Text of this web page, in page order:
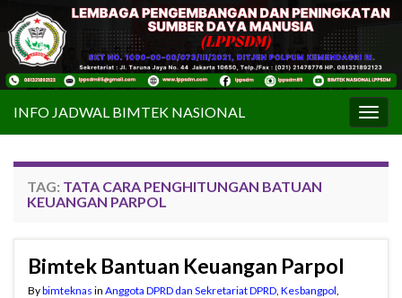
INFO JADWAL BIMTEK NASIONAL
TAG: TATA CARA PENGHITUNGAN BATUAN
KEUANGAN PARPOL
Bimtek Bantuan Keuangan Parpol
Bybimteknas in Anggota DPRD dan Sekretariat DPRD Kesbangpol